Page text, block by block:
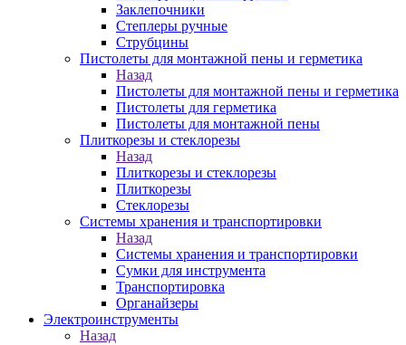
Заклепочники
Степлеры ручные
Струбцины
Пистолеты для монтажной пены и герметика
Назад
Пистолеты для монтажной пены и герметика
Пистолеты для герметика
Пистолеты для монтажной пены
Плиткорезы и стеклорезы
Назад
Плиткорезы и стеклорезы
Плиткорезы
Стеклорезы
Системы хранения и транспортировки
Назад
Системы хранения и транспортировки
Сумки для инструмента
Транспортировка
Органайзеры
Электроинструменты
Назад